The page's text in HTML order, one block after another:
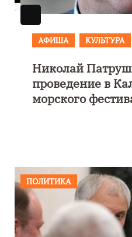
АФИША КУЛЬТУРА
Николай
проведение в
морского
ПОЛИТИКА